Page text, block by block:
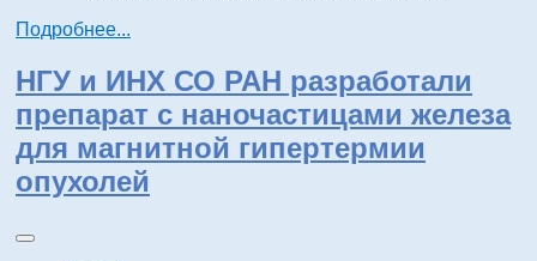
Подробнее...
НГУ и ИНХ СО РАН разработали
препарат с наночастицами железа
для магнитной гипертермии
опухолей